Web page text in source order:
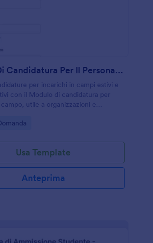
Modulo Di Candidatura Per Il Personale Del Campo
per incarichi in campi estivi e
con il Modulo di candidatura per
utile a organizzazioni e
Usa Template
Anteprima